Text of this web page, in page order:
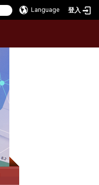
Language 登入